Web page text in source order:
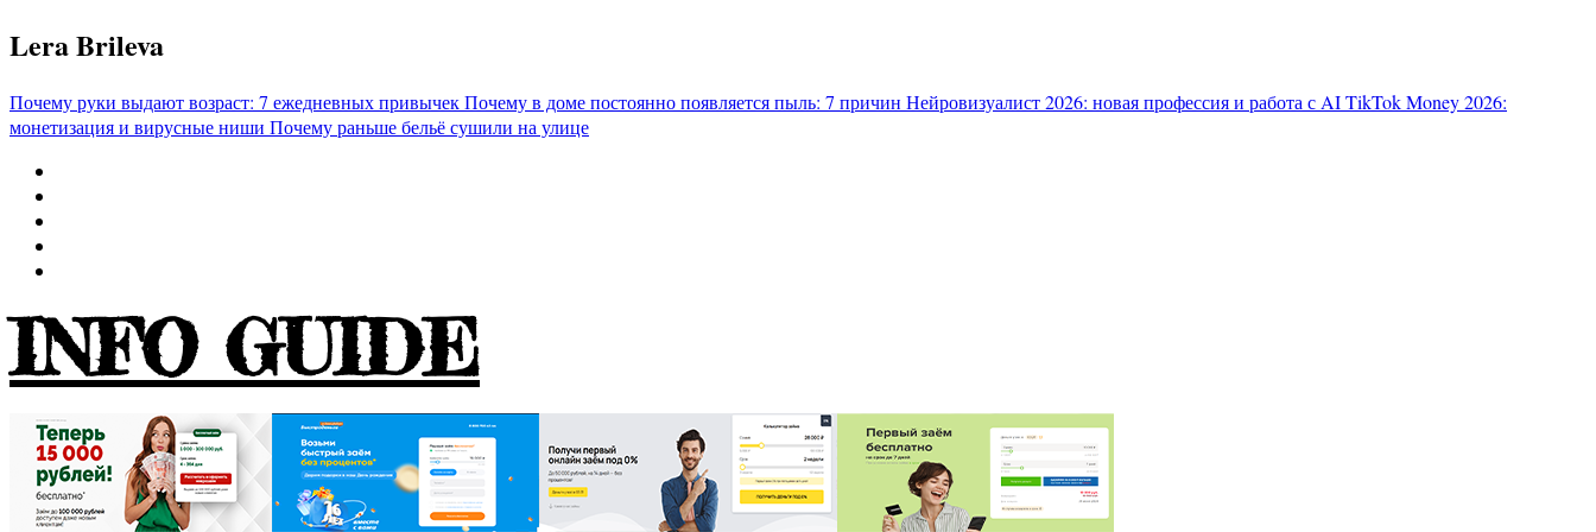
Перейти
к
Lera Brileva
Почему руки выдают возраст: 7 ежедневных привычекПочему в доме постоянно появляется пыль: 7 причин Нейровизуалист 2026: новая профессия и работа с AITikTok Money 2026:
монетизация и вирусные ниши Почему раньше бельё сушили на улице
INFO GUIDE